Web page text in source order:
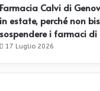
Farmacia Calvi di
in estate, perché non
sospendere i farmaci
17 Luglio 2026